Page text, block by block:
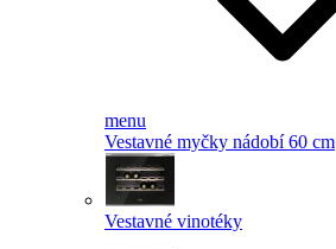
menu
Vestavné myčky nádobí 60 cm
Vestavné vinotéky